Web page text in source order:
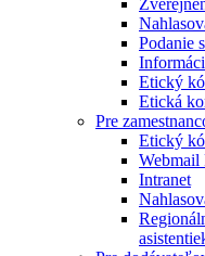
Podanie
Etický
Etická
Pre
Etický
Webmail
Intranet